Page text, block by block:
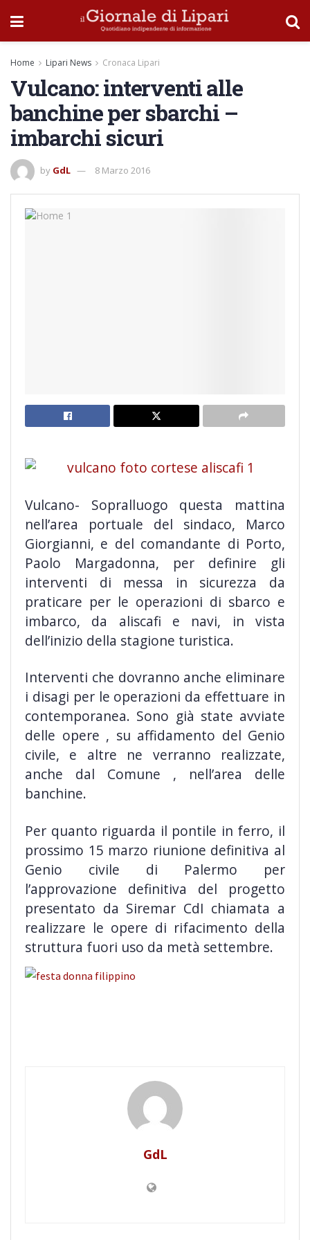
Home Lipari News Cronaca Lipari
Vulcano: interventi alle
banchine per sbarchi –
imbarchi sicuri
by GdL 8 Marzo 2016
Vulcano- Sopralluogo questa mattina
nell’area portuale del sindaco, Marco
Giorgianni, e del comandante di Porto,
Paolo Margadonna, per definire gli
interventi di messa in sicurezza da
praticare per le operazioni di sbarco e
imbarco, da aliscafi e navi, in vista
dell’inizio della stagione turistica.
Interventi che dovranno anche eliminare
i disagi per le operazioni da effettuare in
contemporanea. Sono già state avviate
delle opere , su affidamento del Genio
civile, e altre ne verranno realizzate,
anche dal Comune , nell’area delle
banchine.
Per quanto riguarda il pontile in ferro, il
prossimo 15 marzo riunione definitiva al
Genio civile di Palermo per
l’approvazione definitiva del progetto
presentato da Siremar CdI chiamata a
realizzare le opere di rifacimento della
struttura fuori uso da metà settembre.
GdL